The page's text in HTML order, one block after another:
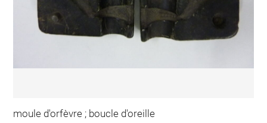
moule d'orfèvre ; boucle d'oreille